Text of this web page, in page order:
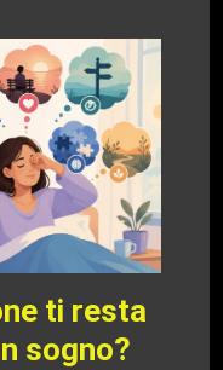
ti resta
sogno?